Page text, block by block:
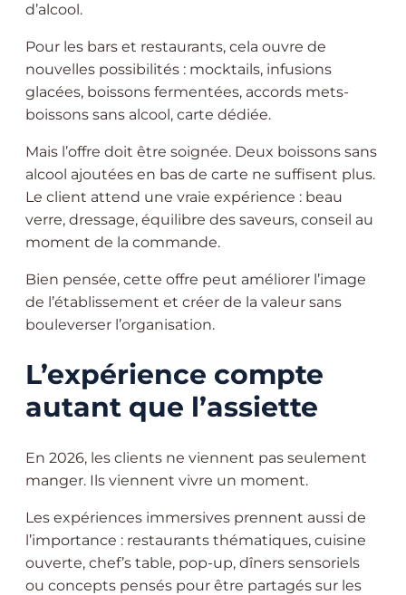
d’alcool.
Pour les bars et restaurants, cela ouvre de
nouvelles possibilités : mocktails, infusions
glacées, boissons fermentées, accords mets-
boissons sans alcool, carte dédiée.
Mais l’offre doit être soignée. Deux boissons sans
alcool ajoutées en bas de carte ne suffisent plus.
Le client attend une vraie expérience : beau
verre, dressage, équilibre des saveurs, conseil au
moment de la commande.
Bien pensée, cette offre peut améliorer l’image
de l’établissement et créer de la valeur sans
bouleverser l’organisation.
L’expérience compte
autant que l’assiette
En 2026, les clients ne viennent pas seulement
manger. Ils viennent vivre un moment.
Les expériences immersives prennent aussi de
l’importance : restaurants thématiques, cuisine
ouverte, chef’s table, pop-up, dîners sensoriels
ou concepts pensés pour être partagés sur les